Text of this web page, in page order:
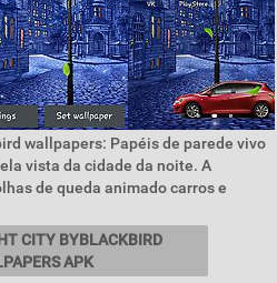
wallpapers: Papéis de parede vivo
vista da cidade da noite. A
de queda animado carros e
CITY BYBLACKBIRD
APK